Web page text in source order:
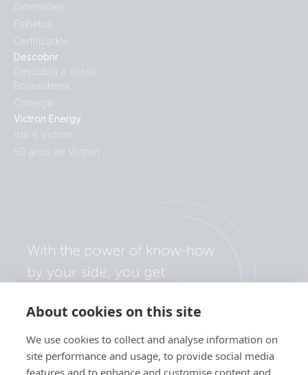
About cookies on this site
We use cookies to collect and analyse information on
site performance and usage, to provide social media
features and to enhance and customise content and
Descobrir
Descubra o nosso
Ecossistema
Começar
Victron Energy
Isto é Victron
50 anos de Victron
Dimensões
Folhetos
Certificados